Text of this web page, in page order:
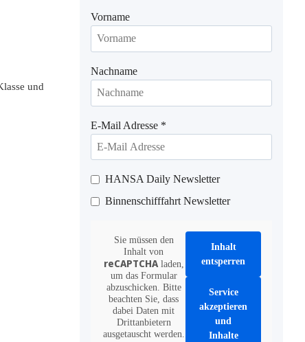
und
Vorname
Nachname
E-Mail Adresse *
HANSA Daily Newsletter
Binnenschifffahrt Newsletter
Sie müssen den
Inhalt von
reCAPTCHAladen,
um das Formular
abzuschicken. Bitte
beachten Sie, dass
dabei Daten mit
Drittanbietern
ausgetauscht werden.
Inhalt
entsperren
Service
akzeptieren
und
Inhalte